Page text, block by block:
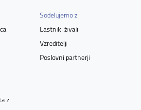
z
Sodelujemo z
Lastniki živali
Vzreditelji
Poslovni partnerji